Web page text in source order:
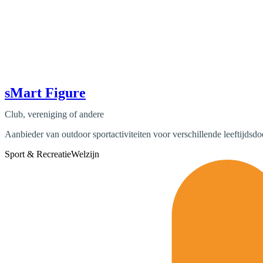
sMart Figure
Club, vereniging of andere
Aanbieder van outdoor sportactiviteiten voor verschillende
Sport & RecreatieWelzijn